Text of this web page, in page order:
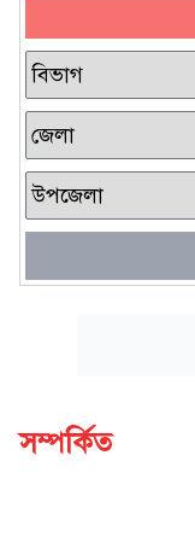
সম্পর্কিত